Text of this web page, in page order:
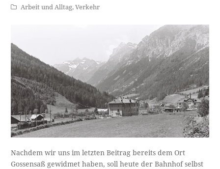
Arbeit und Alltag,Verkehr
Nachdem wir uns im letzten Beitrag bereits dem Ort
Gossensaß gewidmet haben, soll heute der Bahnhof selbst